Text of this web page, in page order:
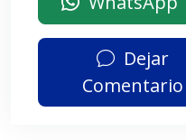
Dejar
Comentario